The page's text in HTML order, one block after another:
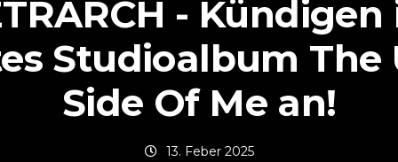
- Kündigen
Studioalbum The
Side Of Me an!
13. Feber 2025